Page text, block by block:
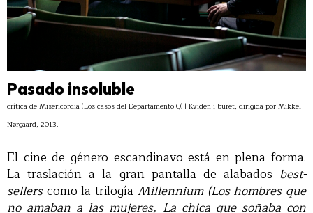
Pasado insoluble
crítica de Misericordia (Los casos del Departamento Q) | Kviden i buret, dirigida por Mikkel
Nørgaard, 2013.
El cine de género escandinavo está en plena forma.
La traslación a la gran pantalla de alabados best-
sellerscomo la trilogía Millennium (Los hombres que
no amaban a las mujeres, La chica que soñaba con